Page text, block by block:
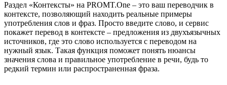
Раздел «Контексты» на PROMT.One – это ваш переводчик в
контексте, позволяющий находить реальные примеры
употребления слов и фраз. Просто введите слово, и сервис
покажет перевод в контексте – предложения из двухъязычных
источников, где это слово используется с переводом на
нужный язык. Такая функция поможет понять нюансы
значения слова и правильное употребление в речи, будь то
редкий термин или распространенная фраза.